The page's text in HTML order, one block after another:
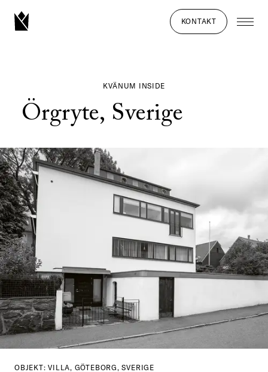
KONTAKT
KVÄNUM INSIDE
Örgryte, Sverige
OBJEKT: VILLA, GÖTEBORG, SVERIGE